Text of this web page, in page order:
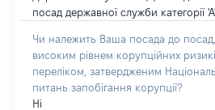
посад державної служби категорії
Чи належить Ваша посада до
високим рівнем корупційних
переліком, затвердженим
питань запобігання корупції?
Ні